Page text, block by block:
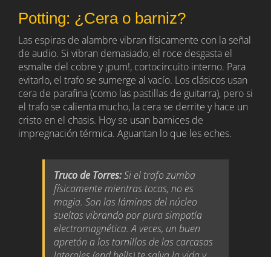
Potting: ¿Cera o barniz?
Las espiras de alambre vibran físicamente con la señal
de audio. Si vibran demasiado, el roce desgasta el
esmalte del cobre y ¡pum!, cortocircuito interno. Para
evitarlo, el trafo se sumerge al vacío. Los clásicos usan
cera de parafina (como las pastillas de guitarra), pero si
el trafo se calienta mucho, la cera se derrite y hace un
cristo en el chasis. Hoy se usan barnices de
impregnación térmica. Aguantan lo que les eches.
Truco de Torres:Si el trafo zumba
físicamente mientras tocas, no es
magia. Son las láminas del núcleo
sueltas vibrando por pura simpatía
electromagnética. A veces, un buen
apretón a los tornillos de las carcasas